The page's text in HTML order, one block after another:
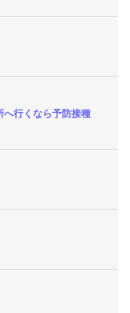
へ行くなら予防接種